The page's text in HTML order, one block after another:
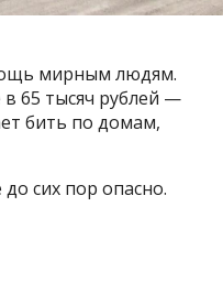
мирным людям.
65 тысяч рублей —
бить по домам,
сих пор опасно.